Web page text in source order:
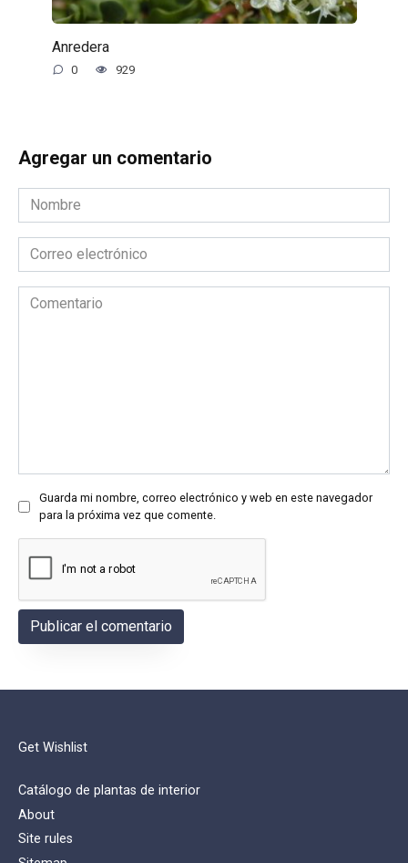
Anredera
0 929
Agregar un comentario
Nombre
*
Correo
electrónico
*Comentario
Guarda mi nombre, correo electrónico y web en este navegador
para la próxima vez que comente.
Get Wishlist
Catálogo de plantas de interior
About
Site rules